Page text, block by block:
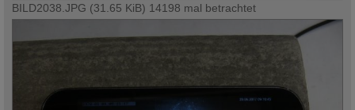
BILD2038.JPG (31.65 KiB) 14198 mal betrachtet